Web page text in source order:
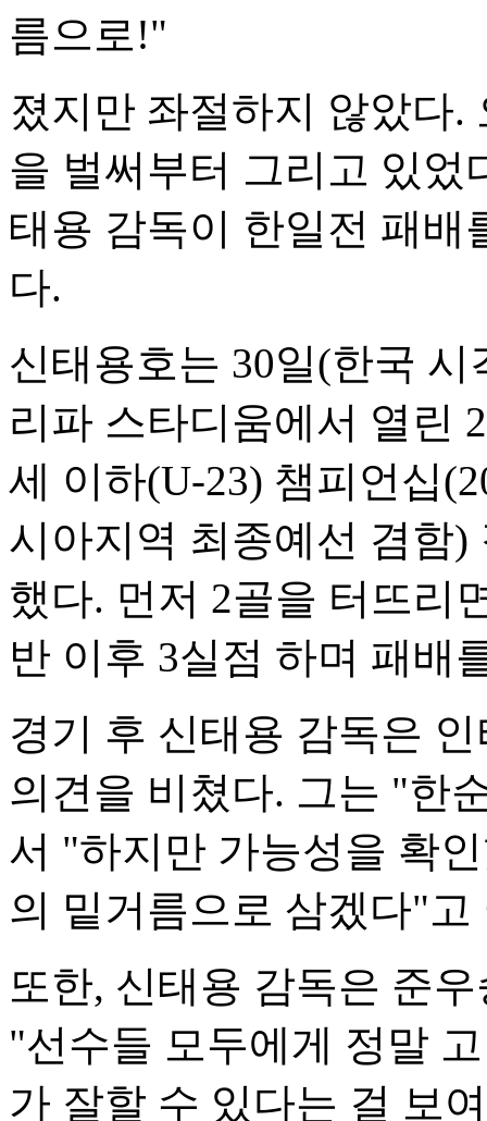
름으로!"
졌지만 좌절하지 않았다
을 벌써부터 그리고 있었
태용 감독이 한일전 패배
다.
신태용호는 30일(한국
리파 스타디움에서 열린
세 이하(U-23) 챔피언십
시아지역 최종예선 겸함)
했다. 먼저 2골을 터뜨리
반 이후 3실점 하며 패배
경기 후 신태용 감독은
의견을 비쳤다. 그는 "한
서 "하지만 가능성을 확
의 밑거름으로 삼겠다"고
또한, 신태용 감독은 준
"선수들 모두에게 정말
가 잘할 수 있다는 걸 보